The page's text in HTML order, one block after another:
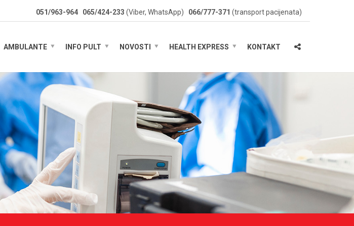
051/963-964 065/424-233 (Viber, WhatsApp) 066/777-371 (transport pacijenata)
AMBULANTE INFO PULT NOVOSTI HEALTH EXPRESS KONTAKT